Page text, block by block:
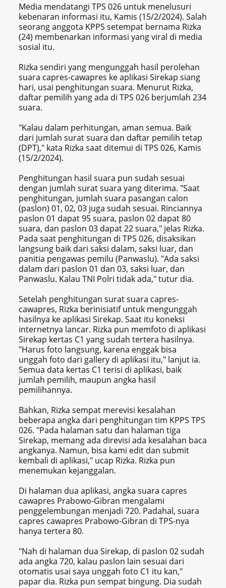
Media mendatangi TPS 026 untuk menelusuri
kebenaran informasi itu, Kamis (15/2/2024). Salah
seorang anggota KPPS setempat bernama Rizka
(24) membenarkan informasi yang viral di media
sosial itu.
Rizka sendiri yang mengunggah hasil perolehan
suara capres-cawapres ke aplikasi Sirekap siang
hari, usai penghitungan suara. Menurut Rizka,
daftar pemilih yang ada di TPS 026 berjumlah 234
suara.
"Kalau dalam perhitungan, aman semua. Baik
dari jumlah surat suara dan daftar pemilih tetap
(DPT)," kata Rizka saat ditemui di TPS 026, Kamis
(15/2/2024).
Penghitungan hasil suara pun sudah sesuai
dengan jumlah surat suara yang diterima. "Saat
penghitungan, jumlah suara pasangan calon
(paslon) 01, 02, 03 juga sudah sesuai. Rinciannya
paslon 01 dapat 95 suara, paslon 02 dapat 80
suara, dan paslon 03 dapat 22 suara," jelas Rizka.
Pada saat penghitungan di TPS 026, disaksikan
langsung baik dari saksi dalam, saksi luar, dan
panitia pengawas pemilu (Panwaslu). "Ada saksi
dalam dari paslon 01 dan 03, saksi luar, dan
Panwaslu. Kalau TNI Polri tidak ada," tutur dia.
Setelah penghitungan surat suara capres-
cawapres, Rizka berinisiatif untuk mengunggah
hasilnya ke aplikasi Sirekap. Saat itu koneksi
internetnya lancar. Rizka pun memfoto di aplikasi
Sirekap kertas C1 yang sudah tertera hasilnya.
"Harus foto langsung, karena enggak bisa
unggah foto dari gallery di aplikasi itu," lanjut ia.
Semua data kertas C1 terisi di aplikasi, baik
jumlah pemilih, maupun angka hasil
pemilihannya.
Bahkan, Rizka sempat merevisi kesalahan
beberapa angka dari penghitungan tim KPPS TPS
026. "Pada halaman satu dan halaman tiga
Sirekap, memang ada direvisi ada kesalahan baca
angkanya. Namun, bisa kami edit dan submit
kembali di aplikasi," ucap Rizka. Rizka pun
menemukan kejanggalan.
Di halaman dua aplikasi, angka suara capres
cawapres Prabowo-Gibran mengalami
penggelembungan menjadi 720. Padahal, suara
capres cawapres Prabowo-Gibran di TPS-nya
hanya tertera 80.
"Nah di halaman dua Sirekap, di paslon 02 sudah
ada angka 720, kalau paslon lain sesuai dari
otomatis usai saya unggah foto C1 itu kan,"
papar dia. Rizka pun sempat bingung. Dia sudah